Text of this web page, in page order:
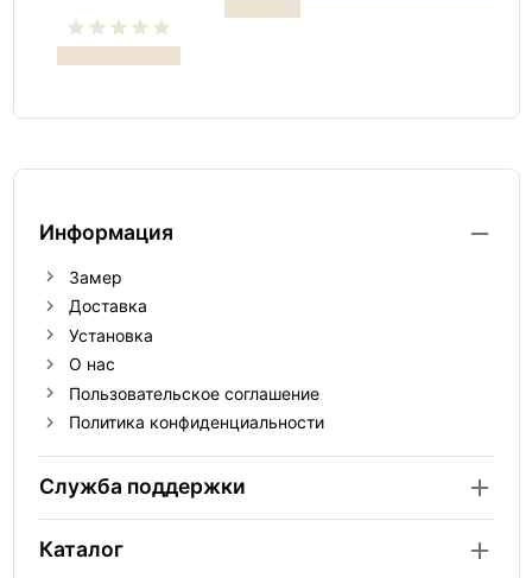
Информация
Замер
Доставка
Установка
О нас
Пользовательское соглашение
Политика конфиденциальности
Служба поддержки
Каталог